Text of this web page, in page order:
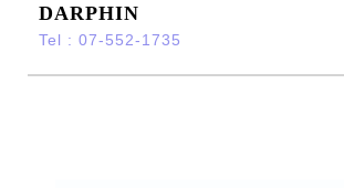
DARPHIN
Tel : 07-552-1735